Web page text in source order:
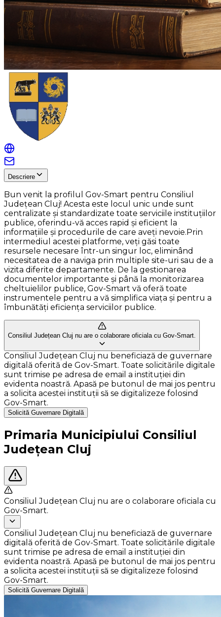
Descriere
Bun venit la profilul Gov-Smart pentru Consiliul
Județean Cluj! Acesta este locul unic unde sunt
centralizate și standardizate toate serviciile instituțiilor
publice, oferindu-vă acces rapid și eficient la
informațiile și procedurile de care aveți nevoie.Prin
intermediul acestei platforme, veți găsi toate
resursele necesare într-un singur loc, eliminând
necesitatea de a naviga prin multiple site-uri sau de a
vizita diferite departamente. De la gestionarea
documentelor importante și până la monitorizarea
cheltuielilor publice, Gov-Smart vă oferă toate
instrumentele pentru a vă simplifica viața și pentru a
îmbunătăți eficiența serviciilor publice.
Consiliul Județean Cluj nu are o colaborare oficiala cu Gov-Smart.
Consiliul Județean Cluj nu beneficiază de guvernare
digitală oferită de Gov-Smart. Toate solicitările digitale
sunt trimise pe adresa de email a instituției din
evidenta noastră. Apasă pe butonul de mai jos pentru
a solicita acestei instituții să se digitalizeze folosind
Gov-Smart.
Solicită Guvernare Digitală
Primaria Municipiului Consiliul
Județean Cluj
Consiliul Județean Cluj nu are o colaborare oficiala cu
Gov-Smart.
Consiliul Județean Cluj nu beneficiază de guvernare
digitală oferită de Gov-Smart. Toate solicitările digitale
sunt trimise pe adresa de email a instituției din
evidenta noastră. Apasă pe butonul de mai jos pentru
a solicita acestei instituții să se digitalizeze folosind
Gov-Smart.
Solicită Guvernare Digitală